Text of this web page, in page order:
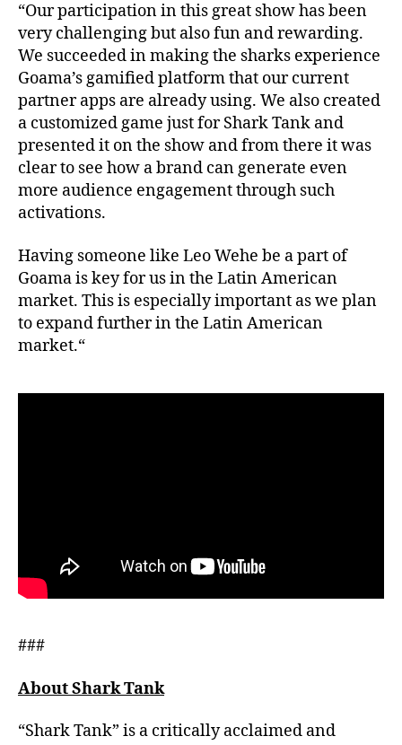
“Our participation in this great show has been
very challenging but also fun and rewarding.
We succeeded in making the sharks experience
Goama’s gamified platform that our current
partner apps are already using. We also created
a customized game just for Shark Tank and
presented it on the show and from there it was
clear to see how a brand can generate even
more audience engagement through such
activations.
Having someone like Leo Wehe be a part of
Goama is key for us in the Latin American
market. This is especially important as we plan
to expand further in the Latin American
market.“
###
About Shark Tank
“Shark Tank” is a critically acclaimed and